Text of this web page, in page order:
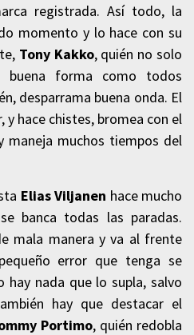
registrada. Así todo, la
momento y lo hace con su
Tony Kakko, quién no solo
forma como todos
desparrama buena onda. El
y hace chistes, bromea con el
maneja muchos tiempos del
Elias Viljanen hace mucho
banca todas las paradas.
mala manera y va al frente
error que tenga se
hay nada que lo supla, salvo
hay que destacar el
Portimo, quién redobla